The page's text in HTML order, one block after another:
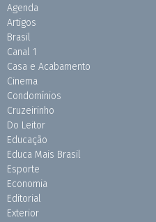
Agenda
Artigos
Brasil
Canal 1
Casa e Acabamento
Cinema
Condomínios
Cruzeirinho
Do Leitor
Educação
Educa Mais Brasil
Esporte
Economia
Editorial
Exterior